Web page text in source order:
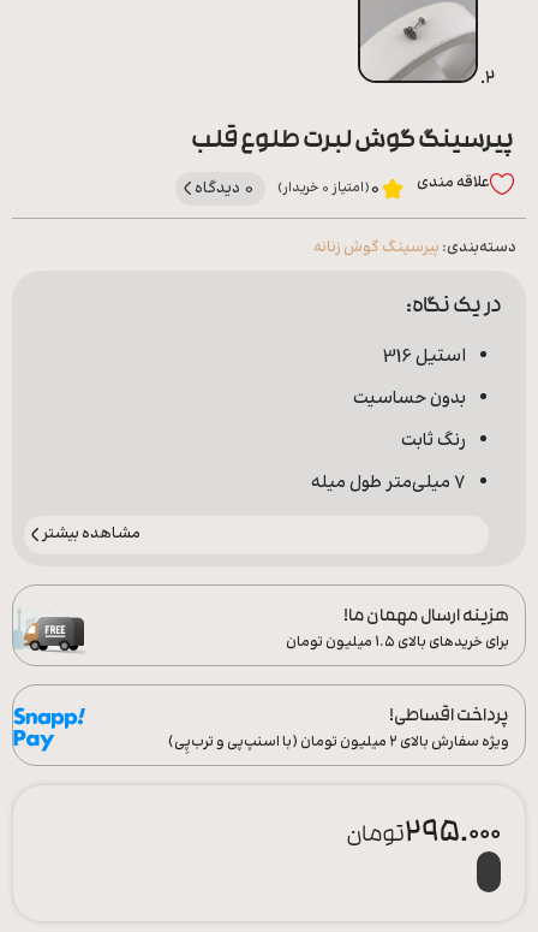
پیرسینگ گوش لبرت طلوع قلب
علاقه‌ مندی 0(امتیاز 0 خریدار) 0 دیدگاه
دسته‌بندی: پیرسینگ گوش زنانه
در یک نگاه:
استیل 316
بدون حساسیت
رنگ ثابت
7 میلی‌متر طول میله
مشاهده بیشتر
هزینه ارسال مهمان ما!
برای خریدهای بالای ۱.۵ میلیون تومان
پرداخت اقساطی!
ویژه سفارش‌ بالای ۲ میلیون تومان (با اسنپ‌پی و ترب‌پِی)
295.000تومان